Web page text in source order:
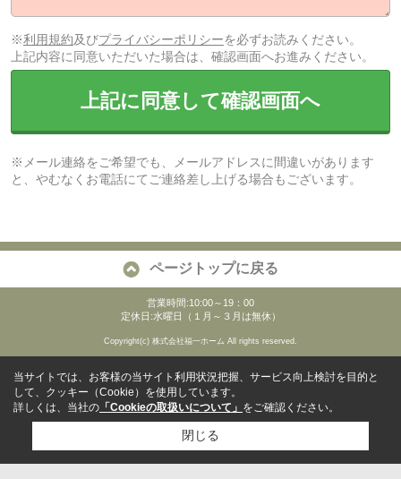
※利用規約及びプライバシーポリシーを必ずお読みください。
上記内容に同意いただいた場合は、確認画面へお進みください。
上記に同意して確認画面へ
※メール連絡をご希望でも、メールアドレスに間違いがあります
と、やむなくお電話にてご連絡差し上げる場合もございます。
ページトップに戻る
営業時間:10:00～19：00
定休日:水曜日（１月～３月は無休）
Copyright(c) 株式会社福一ホーム All rights reserved.
当サイトでは、お客様の当サイト利用状況把握、サービス向上検討を目的と
して、クッキー（Cookie）を使用しています。
詳しくは、当社の 「Cookieの取扱いについて」 をご確認ください。
閉じる